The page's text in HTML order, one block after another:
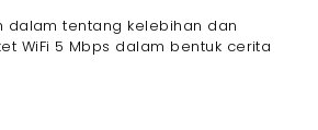
dalam tentang kelebihan dan
WiFi 5 Mbps dalam bentuk cerita